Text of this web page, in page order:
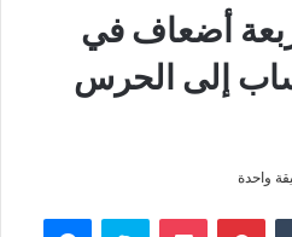
أضعاف في
إلى الحرس
واحدة
بينتيريست سكايب